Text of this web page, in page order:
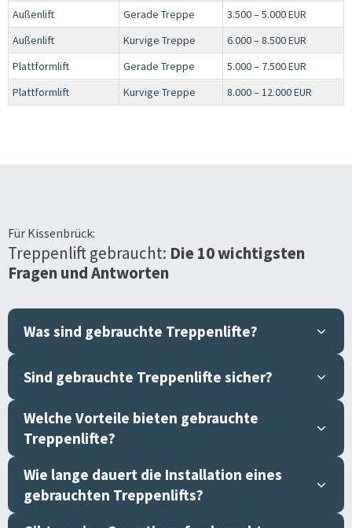
Außenlift
Gerade Treppe
3.500 – 5.000 EUR
Außenlift
Kurvige Treppe
6.000 – 8.500 EUR
Plattformlift
Gerade Treppe
5.000 – 7.500 EUR
Plattformlift
Kurvige Treppe 8.000 – 12.000 EUR
Für Kissenbrück:
Treppenlift gebraucht: Die 10 wichtigsten
Fragen und Antworten
Was sind gebrauchte Treppenlifte?
Sind gebrauchte Treppenlifte sicher?
Welche Vorteile bieten gebrauchte
Treppenlifte?
Wie lange dauert die Installation eines
gebrauchten Treppenlifts?